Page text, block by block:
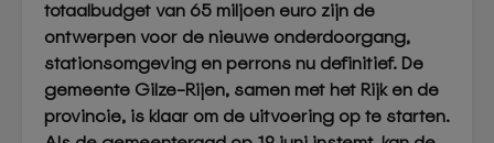
totaalbudget van 65 miljoen euro zijn de
ontwerpen voor de nieuwe onderdoorgang,
stationsomgeving en perrons nu definitief. De
gemeente Gilze-Rijen, samen met het Rijk en de
provincie, is klaar om de uitvoering op te starten.